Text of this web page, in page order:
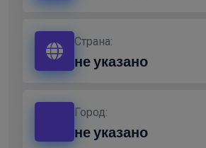
Страна:
не указано
Город:
не указано